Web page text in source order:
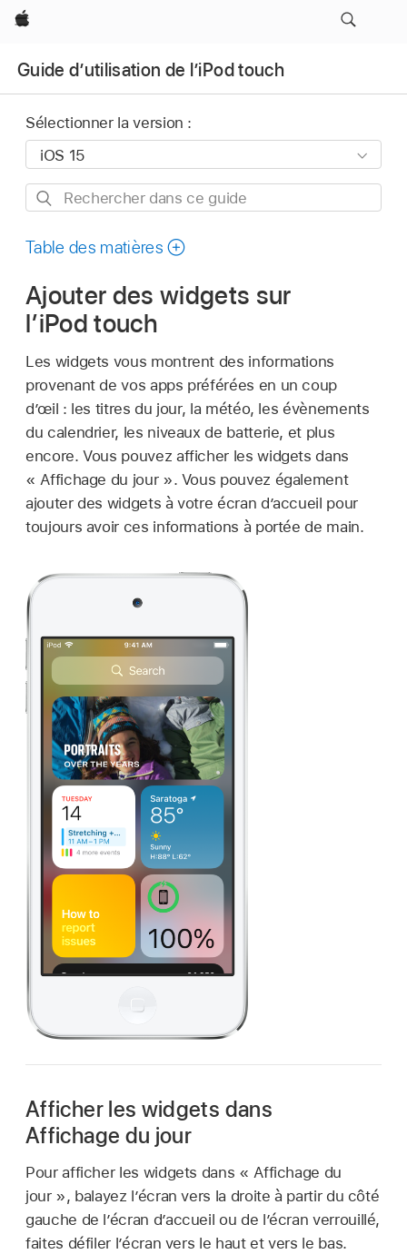
Apple
Guide d’utilisation de l’iPod touch
Sélectionner la version :
Rechercher
ce
Table des matières
Ajouter des widgets sur
l’iPod touch
Les widgets vous montrent des informations
provenant de vos apps préférées en un coup
d’œil : les titres du jour, la météo, les évènements
du calendrier, les niveaux de batterie, et plus
encore. Vous pouvez afficher les widgets dans
« Affichage du jour ». Vous pouvez également
ajouter des widgets à votre écran d’accueil pour
toujours avoir ces informations à portée de main.
Afficher les widgets dans
Affichage du jour
Pour afficher les widgets dans « Affichage du
jour », balayez l’écran vers la droite à partir du côté
gauche de l’écran d’accueil ou de l’écran verrouillé,
faites défiler l’écran vers le haut et vers le bas.